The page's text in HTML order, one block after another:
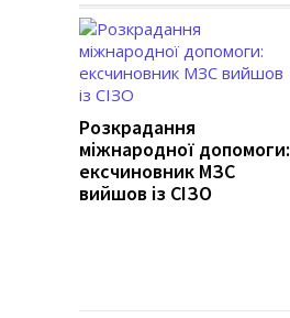
Розкрадання
міжнародної допомоги:
ексчиновник МЗС
вийшов із СІЗО